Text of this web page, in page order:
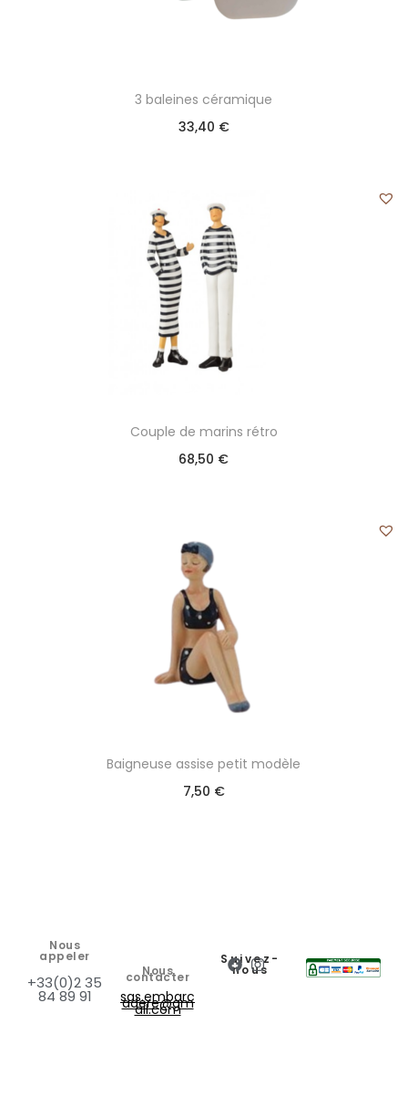
3 baleines céramique
33,40 €
Couple de marins rétro
68,50 €
Baigneuse assise petit modèle
7,50 €
Nous
appeler
+33(0)2 35
84 89 91
Nous
contacter
sas.embarc
adere@gm
ail.com
Suivez-
nous